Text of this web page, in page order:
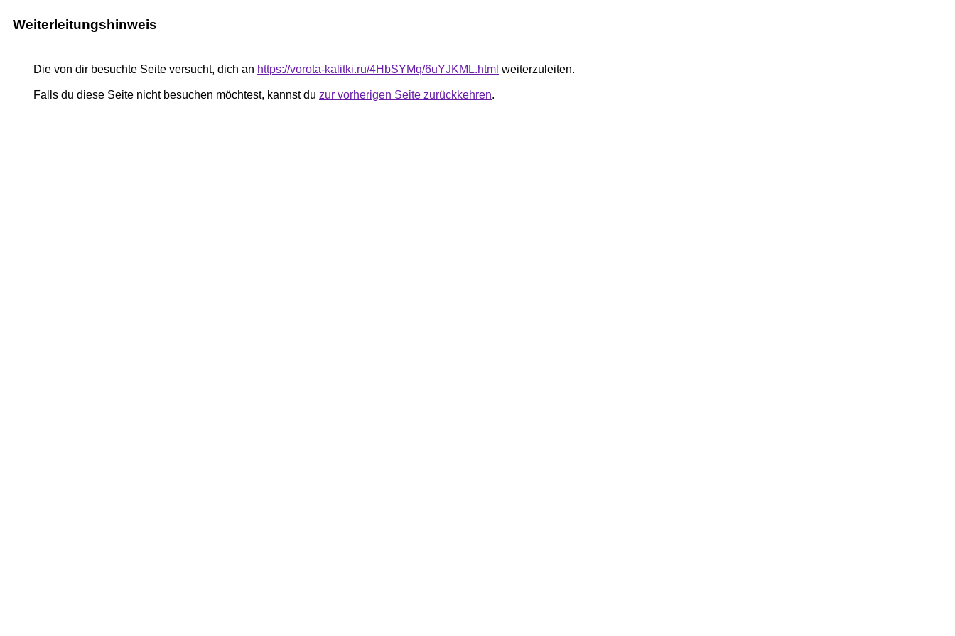
Weiterleitungshinweis
Die von dir besuchte Seite versucht, dich an https://vorota-kalitki.ru/4HbSYMq/6uYJKML.html weiterzuleiten.
Falls du diese Seite nicht besuchen möchtest, kannst du zur vorherigen Seite zurückkehren.